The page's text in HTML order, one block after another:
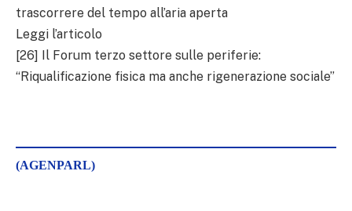
trascorrere del tempo all’aria aperta
Leggi l’articolo
[26] Il Forum terzo settore sulle periferie:
“Riqualificazione fisica ma anche rigenerazione sociale”
(AGENPARL)